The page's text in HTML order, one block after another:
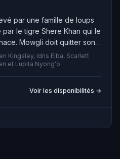
par une famille de loups
le tigre Shere Khan qui le
Mowgli doit quitter son
à la découverte de soi
et l'ours Baloo. En
telles que Kaa, un
Louie qui veut découvrir le
: le feu.
Kingsley, Idris Elba, Scarlett
et Lupita Nyong'o
Voir les disponibilités →